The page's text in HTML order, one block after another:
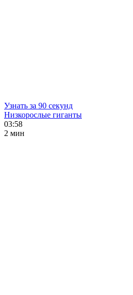
Узнать за 90 секунд
Низкорослые гиганты
03:58
2 мин